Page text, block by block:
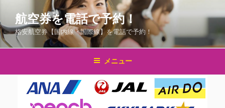
テ
ン
ス
航空券を電話で予約！
格安航空券【国内線・国際線】を電話で予約！
メニュー